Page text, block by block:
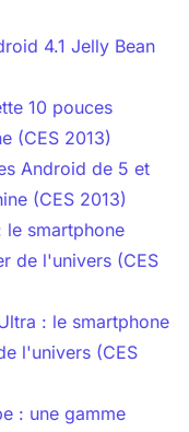
4.1 Jelly Bean
10 pouces
(CES 2013)
Android de 5 et
(CES 2013)
le smartphone
de l'univers (CES
: le smartphone
l'univers (CES
: une gamme